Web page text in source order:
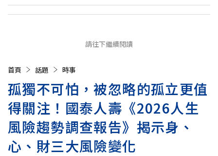
請往下繼續閱讀
首頁 話題 時事
孤獨不可怕，被忽略的孤立更值
得關注！國泰人壽《2026人生
風險趨勢調查報告》揭示身、
心、財三大風險變化